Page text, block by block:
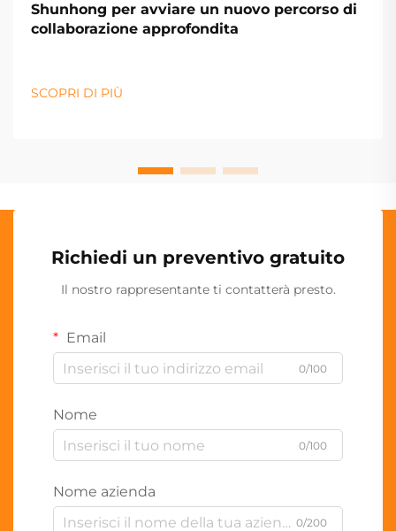
Shunhong per avviare un nuovo percorso di
collaborazione approfondita
SCOPRI DI PIÙ
Richiedi un preventivo gratuito
Il nostro rappresentante ti contatterà presto.
Email
0/100
Nome
0/100
Nome azienda
0/200